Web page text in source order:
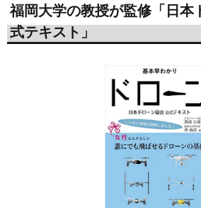
福岡大学の教授が監修「日本
式テキスト」